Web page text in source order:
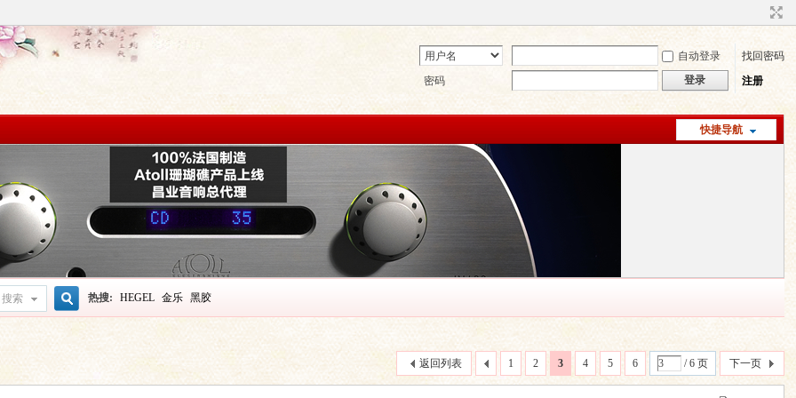
自动登录
找回密码
密码
登录 注册
快捷导航
搜索
搜
热搜: HEGEL 金乐 黑胶
1 2 3 4 5 6 / 6 页 下一页
返回列表